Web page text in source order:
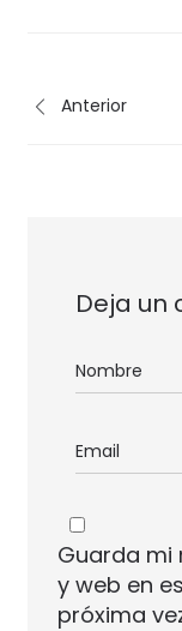
Anterior
Deja un
Guarda mi
y web en
próxima